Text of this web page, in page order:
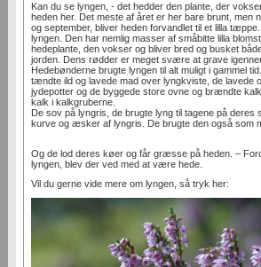
Kan du se lyngen, - det hedder den plante, der
heden her. Det meste af året er her bare brunt, men
og september, bliver heden forvandlet til et lilla
lyngen. Den har nemlig masser af småbitte lilla
hedeplante, den vokser og bliver bred og busket
jorden. Dens rødder er meget svære at grave
Hedebønderne brugte lyngen til alt muligt i gammel
tændte ild og lavede mad over lyngkviste, de lavede
jydepotter og de byggede store ovne og brændte
kalk i kalkgruberne.
De sov på lyngris, de brugte lyng til tagene på deres
kurve og æsker af lyngris. De brugte den også som
Og de lod deres køer og får græsse på heden. –
lyngen, blev der ved med at være hede.
Vil du gerne vide mere om lyngen, så tryk her: